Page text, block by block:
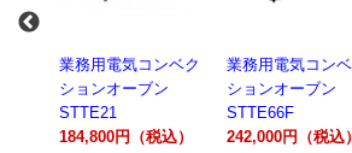
業務用電気コンベク
ションオーブン
STTE66F
242,000円（税込）
焼き小籠包釜
YK069
272,800円（税込）